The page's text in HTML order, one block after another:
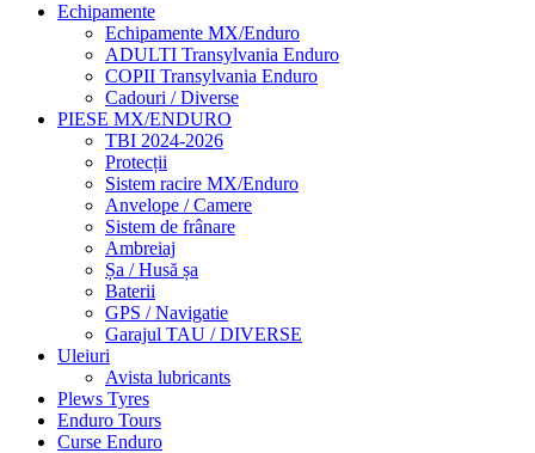
Echipamente
Echipamente MX/Enduro
ADULTI Transylvania Enduro
COPII Transylvania Enduro
Cadouri / Diverse
PIESE MX/ENDURO
TBI 2024-2026
Protecții
Sistem racire MX/Enduro
Anvelope / Camere
Sistem de frânare
Ambreiaj
Șa / Husă șa
Baterii
GPS / Navigatie
Garajul TAU / DIVERSE
Uleiuri
Avista lubricants
Plews Tyres
Enduro Tours
Curse Enduro